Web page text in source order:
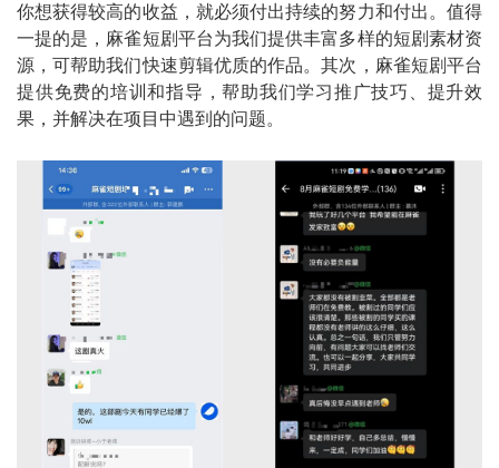
你想获得较高的收益，就必须付出持续的努力和付出。值得
一提的是，麻雀短剧平台为我们提供丰富多样的短剧素材资
源，可帮助我们快速剪辑优质的作品。其次，麻雀短剧平台
提供免费的培训和指导，帮助我们学习推广技巧、提升效
果，并解决在项目中遇到的问题。